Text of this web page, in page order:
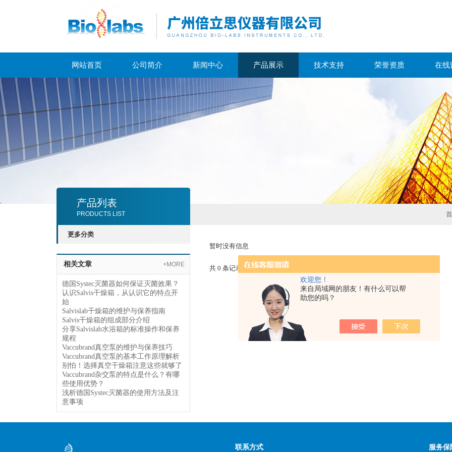
欢迎您！
来自局域网的朋友！有什么可以帮
助您的吗？
网站首页 公司简介 新闻中心 产品展示 技术支持 荣誉资质 在线
产品列表
PRODUCTS LIST
更多分类
相关文章 +MORE
德国Systec灭菌器如何保证灭菌效果？
认识Salvis干燥箱，从认识它的特点开
始
Salvislab干燥箱的维护与保养指南
Salvis干燥箱的组成部分介绍
分享Salvislab水浴箱的标准操作和保养
规程
Vaccubrand真空泵的维护与保养技巧
Vaccubrand真空泵的基本工作原理解析
别怕！选择真空干燥箱注意这些就够了
Vaccubrand杂交泵的特点是什么？有哪
些使用优势？
浅析德国Systec灭菌器的使用方法及注
意事项
暂时没有信息
共 0 条记录，当前 1 / 1 页 首页 上一页 下一页 末页 跳转到第
联系方式 服务保